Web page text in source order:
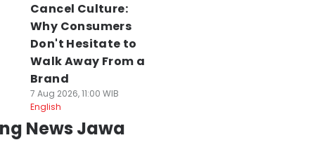
Tiang
di Gresik
Ada
Luka
Agu 2026, 18:42 WIB
Alasan Pakuwon
Mal di Surabaya,
Cancel Culture:
Why Consumers
Don't Hesitate to
Walk Away From a
Brand
7 Aug 2026, 11:00 WIB
English
News Jawa